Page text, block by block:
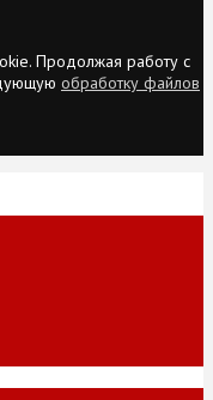
Продолжая работу с
обработку файлов